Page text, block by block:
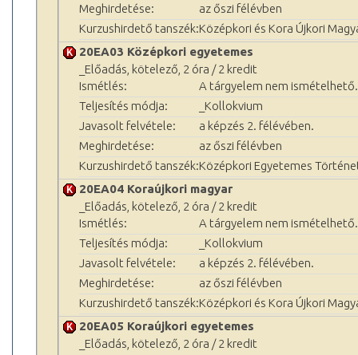
Meghirdetése:
az őszi félévben
Kurzushirdető tanszék:Középkori és Kora Újkori
20EA03 Középkori egyetemes
_Előadás, kötelező, 2 óra / 2 kredit
Ismétlés:
A tárgyelem nem ismételhető.
Teljesítés módja:
_Kollokvium
Javasolt felvétele:
a képzés 2. félévében.
Meghirdetése:
az őszi félévben
Kurzushirdető tanszék:Középkori Egyetemes
20EA04 Koraújkori magyar
_Előadás, kötelező, 2 óra / 2 kredit
Ismétlés:
A tárgyelem nem ismételhető.
Teljesítés módja:
_Kollokvium
Javasolt felvétele:
a képzés 2. félévében.
Meghirdetése:
az őszi félévben
Kurzushirdető tanszék:Középkori és Kora Újkori
20EA05 Koraújkori egyetemes
_Előadás, kötelező, 2 óra / 2 kredit